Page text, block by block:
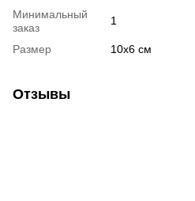
Минимальный
заказ
1
Размер 10х6 см
Отзывы